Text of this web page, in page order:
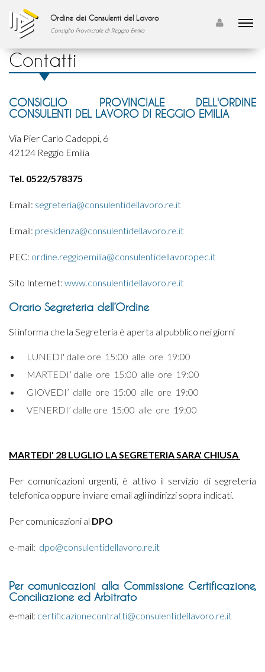
Ordine dei Consulenti del Lavoro
Consiglio Provinciale di Reggio Emilia
Contatti
CONSIGLIO PROVINCIALE DELL'ORDINE
CONSULENTI DEL LAVORO DI REGGIO EMILIA
Via Pier Carlo Cadoppi, 6
42124 Reggio Emilia
Tel. 0522/578375
Email: segreteria@consulentidellavoro.re.it
Email: presidenza@consulentidellavoro.re.it
PEC: ordine.reggioemilia@consulentidellavoropec.it
Sito Internet: www.consulentidellavoro.re.it
Orario Segreteria dell’Ordine
Si informa che la Segreteria è aperta al pubblico nei giorni
LUNEDI' dalle ore 15:00 alle ore 19:00
MARTEDI’ dalle ore 15:00 alle ore 19:00
GIOVEDI’ dalle ore 15:00 alle ore 19:00
VENERDI’ dalle ore 15:00 alle ore 19:00
MARTEDI' 28 LUGLIO LA SEGRETERIA SARA' CHIUSA
Per comunicazioni urgenti, è attivo il servizio di segreteria
telefonica oppure inviare email agli indirizzi sopra indicati.
Per comunicazioni al DPO
e-mail: dpo@consulentidellavoro.re.it
Per comunicazioni allaCommissione Certificazione,
Conciliazione ed Arbitrato
e-mail: certificazionecontratti@consulentidellavoro.re.it